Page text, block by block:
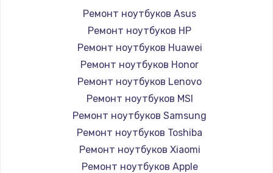
Ремонт ноутбуков Asus
Ремонт ноутбуков HP
Ремонт ноутбуков Huawei
Ремонт ноутбуков Honor
Ремонт ноутбуков Lenovo
Ремонт ноутбуков MSI
Ремонт ноутбуков Samsung
Ремонт ноутбуков Toshiba
Ремонт ноутбуков Xiaomi
Ремонт ноутбуков Apple